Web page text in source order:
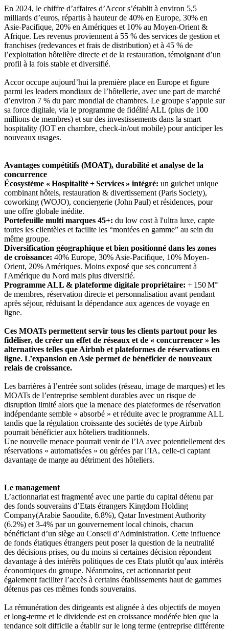
En 2024, le chiffre d’affaires d’Accor s’établit à environ 5,5
milliards d’euros, répartis à hauteur de 40% en Europe, 30% en
Asie-Pacifique, 20% en Amériques et 10% au Moyen-Orient &
Afrique. Les revenus proviennent à 55 % des services de gestion et
franchises (redevances et frais de distribution) et à 45 % de
l’exploitation hôtelière directe et de la restauration, témoignant d’un
profil à la fois stable et diversifié.
Accor occupe aujourd’hui la première place en Europe et figure
parmi les leaders mondiaux de l’hôtellerie, avec une part de marché
d’environ 7 % du parc mondial de chambres. Le groupe s’appuie sur
sa force digitale, via le programme de fidélité ALL (plus de 100
millions de membres) et sur des investissements dans la smart
hospitality (IOT en chambre, check-in/out mobile) pour anticiper les
nouveaux usages.
Avantages compétitifs (MOAT), durabilité et analyse de la
concurrence
Écosystème « Hospitalité + Services » intégré: un guichet unique
combinant hôtels, restauration & divertissement (Paris Society),
coworking (WOJO), conciergerie (John Paul) et résidences, pour
une offre globale inédite.
Portefeuille multi marques 45+: du low cost à l'ultra luxe, capte
toutes les clientèles et facilite les “montées en gamme” au sein du
même groupe.
Diversification géographique et bien positionné dans les zones
de croissance: 40% Europe, 30% Asie-Pacifique, 10% Moyen-
Orient, 20% Amériques. Moins exposé que ses concurrent à
l'Amérique du Nord mais plus diversifié.
Programme ALL & plateforme digitale propriétaire: + 150 M°
de membres, réservation directe et personnalisation avant pendant
après séjour, réduisant la dépendance aux agences de voyage en
ligne.
Ces MOATs permettent servir tous les clients partout pour les
fidéliser, de créer un effet de réseaux et de « concurrencer » les
alternatives telles que Airbnb et plateformes de réservations en
ligne. L’expansion en Asie permet de bénéficier de nouveaux
relais de croissance.
Les barrières à l’entrée sont solides (réseau, image de marques) et les
MOATs de l’entreprise semblent durables avec un risque de
disruption limité alors que la menace des plateformes de réservation
indépendante semble « absorbé » et réduite avec le programme ALL
tandis que la régulation croissante des sociétés de type Airbnb
pourrait bénéficier aux hôteliers traditionnels.
Une nouvelle menace pourrait venir de l’IA avec potentiellement des
réservations « automatisées » ou gérées par l’IA, celle-ci captant
davantage de marge au détriment des hôteliers.
Le management
L’actionnariat est fragmenté avec une partie du capital détenu par
des fonds souverains d’Etats étrangers Kingdom Holding
Company(Arabie Saoudite, 6.8%), Qatar Investment Authority
(6.2%) et 3-4% par un gouvernement local chinois, chacun
bénéficiant d’un siège au Conseil d’Administration. Cette influence
de fonds étatiques étrangers peut poser la question de la neutralité
des décisions prises, ou du moins si certaines décision répondent
davantage à des intérêts politiques de ces Etats plutôt qu’aux intérêts
économiques du groupe. Néanmoins, cet actionnariat peut
également faciliter l’accès à certains établissements haut de gammes
détenus pas ces mêmes fonds souverains.
La rémunération des dirigeants est alignée à des objectifs de moyen
et long-terme et le dividende est en croissance modérée bien que la
tendance soit difficile a établir sur le long terme (entreprise différente